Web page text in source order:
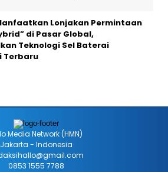
Lonjakan Permintaan
di Pasar Global,
Teknologi Sel Baterai
Terbaru
Media Network (HMN)
Jakarta - Indonesia
0853 1555 7788